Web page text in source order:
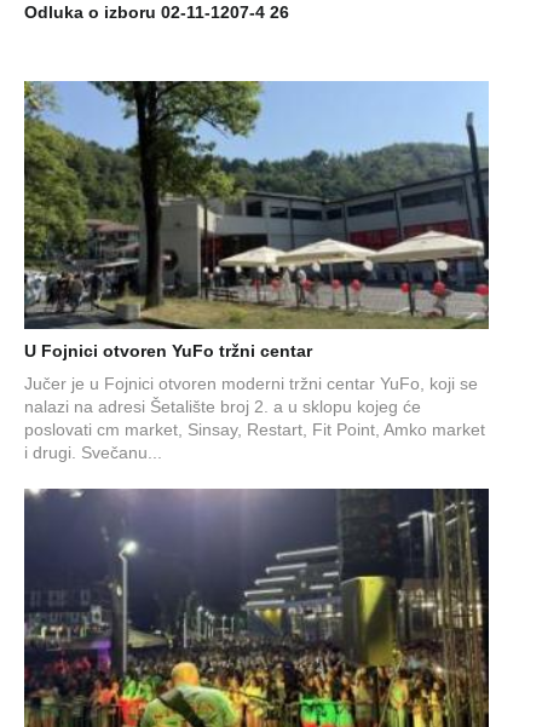
Odluka o izboru 02-11-1207-4 26
U Fojnici otvoren YuFo tržni centar
Jučer je u Fojnici otvoren moderni tržni centar YuFo, koji se
nalazi na adresi Šetalište broj 2. a u sklopu kojeg će
poslovati cm market, Sinsay, Restart, Fit Point, Amko market
i drugi. Svečanu...